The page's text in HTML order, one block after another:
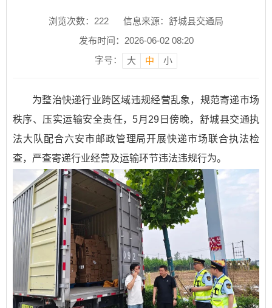
浏览次数： 222
信息来源：舒城县交通局
发布时间：2026-06-02 08:20
字号：
大 中 小
为整治快递行业跨区域违规经营乱象，规范寄递市场
秩序、压实运输安全责任，5月29日傍晚，舒城县交通执
法大队配合六安市邮政管理局开展快递市场联合执法检
查，严查寄递行业经营及运输环节违法违规行为。